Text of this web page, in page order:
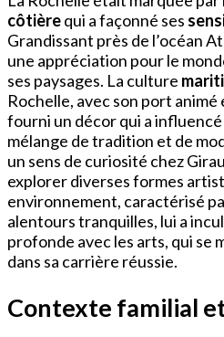
côtièrequi a façonné ses
Grandissant près de l’océan
une appréciation pour le
ses paysages. La culture
Rochelle, avec son port animé
fourni un décor qui a
mélange de tradition et de
un sens de curiosité chez
explorer diverses formes
environnement, caractérisé
alentours tranquilles, lui a
profonde avec les arts, qui se
dans sa carrière réussie.
Contexte familial